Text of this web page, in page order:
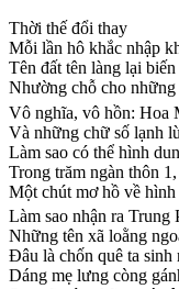
Thời thế đổi thay
Mỗi lần hô khắc nhập
Tên đất tên làng lại biến
Nhường chỗ cho những
Vô nghĩa, vô hồn:
Và những chữ số lạnh
Làm sao có thể hình
Trong trăm ngàn thôn
Một chút mơ hồ về
Làm sao nhận ra
Những tên xã loằng
Đâu là chốn quê ta
Dáng mẹ lưng còng